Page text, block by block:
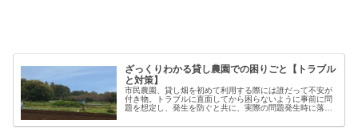
ざっくりわかる貸し農園での困りごと【トラブル
と対策】
市民農園、貸し畑を初めて利用する際には誰だって不安が
付き物。トラブルに直面してから困らないように事前に問
題を想定し、発生を防ぐと共に、実際の問題発生時に落ち
【困った】と【トラブル】困りごとト...